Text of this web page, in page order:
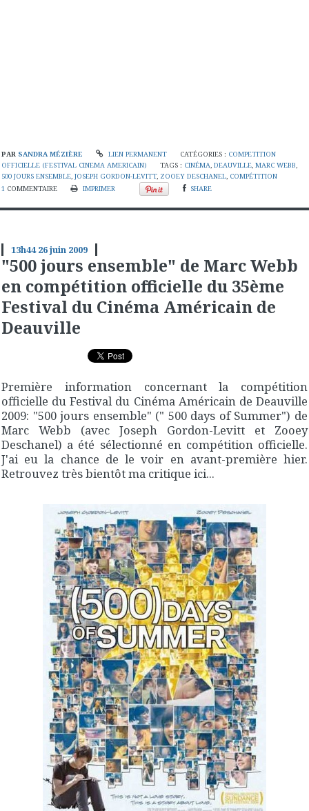
PAR SANDRA MÉZIÈRE LIEN PERMANENT CATÉGORIES : COMPETITION
OFFICIELLE (FESTIVAL CINEMA AMERICAIN)
TAGS : CINÉMA,DEAUVILLE,MARC WEBB,
500 JOURS ENSEMBLE, JOSEPH GORDON-LEVITT, ZOOEY DESCHANEL, COMPÉTITION
1 COMMENTAIRE IMPRIMER SHARE
13h44 26juin 2009
"500 jours ensemble" de Marc Webb
en compétition officielle du 35ème
Festival du Cinéma Américain de
Deauville
Première information concernant la compétition
officielle du Festival du Cinéma Américain de Deauville
2009: "500 jours ensemble" (" 500 days of Summer") de
Marc Webb (avec Joseph Gordon-Levitt et Zooey
Deschanel) a été sélectionné en compétition officielle.
J'ai eu la chance de le voir en avant-première hier.
Retrouvez très bientôt ma critique ici...